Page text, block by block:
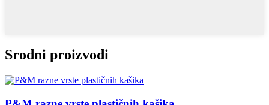
Srodni proizvodi